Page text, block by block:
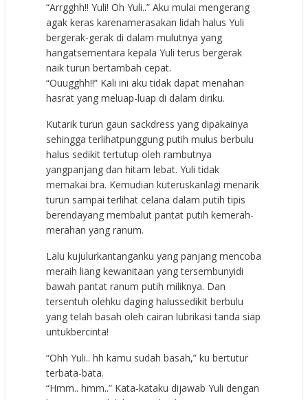
“Arrgghh!! Yuli! Oh Yuli..” Aku mulai mengerang
agak keras karenamerasakan lidah halus Yuli
bergerak-gerak di dalam mulutnya yang
hangatsementara kepala Yuli terus bergerak
naik turun bertambah cepat.
“Ouugghh!!” Kali ini aku tidak dapat menahan
hasrat yang meluap-luap di dalam diriku.
Kutarik turun gaun sackdress yang dipakainya
sehingga terlihatpunggung putih mulus berbulu
halus sedikit tertutup oleh rambutnya
yangpanjang dan hitam lebat. Yuli tidak
memakai bra. Kemudian kuteruskanlagi menarik
turun sampai terlihat celana dalam putih tipis
berendayang membalut pantat putih kemerah-
merahan yang ranum.
Lalu kujulurkantanganku yang panjang mencoba
meraih liang kewanitaan yang tersembunyidi
bawah pantat ranum putih miliknya. Dan
tersentuh olehku daging halussedikit berbulu
yang telah basah oleh cairan lubrikasi tanda siap
untukbercinta!
“Ohh Yuli.. hh kamu sudah basah,” ku bertutur
terbata-bata.
“Hmm.. hmm..” Kata-kataku dijawab Yuli dengan